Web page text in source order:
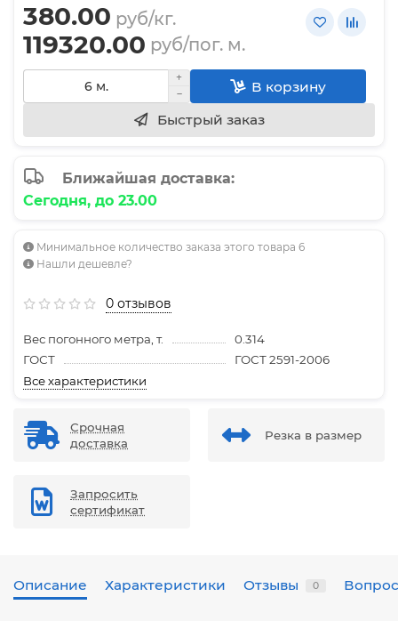
380.00 руб/кг.
119320.00 руб/пог. м.
В корзину
Быстрый заказ
Ближайшая доставка:
Сегодня, до 23.00
Минимальное количество заказа этого товара 6
Нашли дешевле?
0 отзывов
Вес погонного метра, т.
0.314
ГОСТ
ГОСТ 2591-2006
Все характеристики
Срочная
доставка
Резка в размер
Запросить
сертификат
Описание Характеристики Отзывы 0